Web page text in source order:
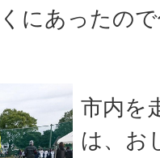
にあったの
市内を
は、お